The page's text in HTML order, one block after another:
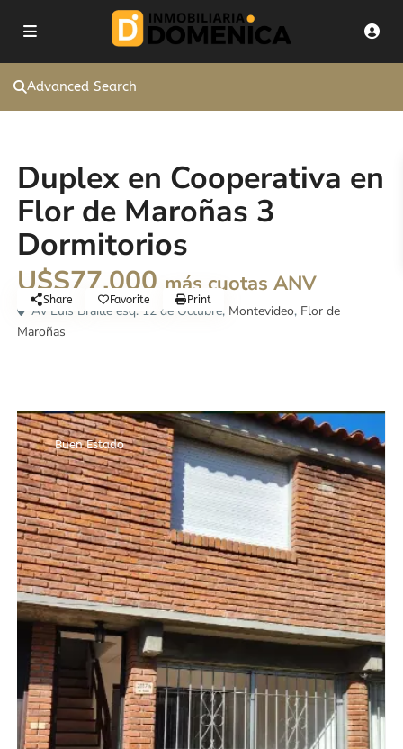
Advanced Search
Duplex en Cooperativa en
Flor de Maroñas 3
Dormitorios
U$S77.000 más cuotas ANV
Av Luis Braille esq. 12 de Octubre, Montevideo, Flor de
Maroñas
Share Favorite Print
Buen Estado